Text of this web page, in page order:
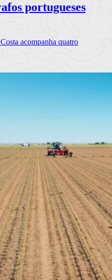
portugueses
acompanha quatro